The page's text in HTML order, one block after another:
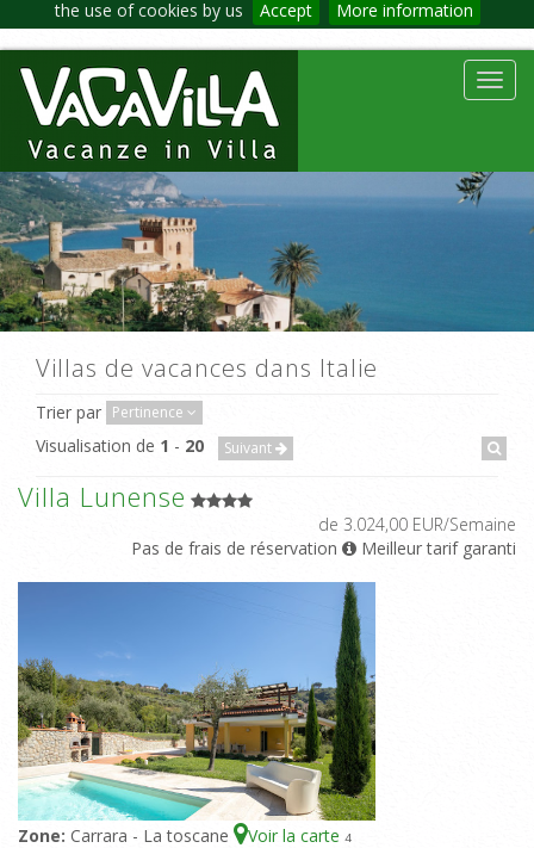
the use of cookies by us Accept More information
Villas de vacances dans Italie
Trier par Pertinence
Visualisation de 1 - 20 Suivant
Villa Lunense
de 3.024,00 EUR/Semaine
Pas de frais de réservation
Meilleur tarif garanti
Zone: Carrara - La toscane Voir la carte 4